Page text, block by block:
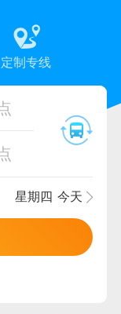
定制专线
星期四 今天